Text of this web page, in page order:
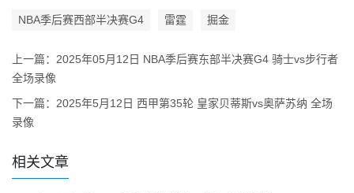
NBA季后赛西部半决赛G4 雷霆 掘金
上一篇： 2025年05月12日 NBA季后赛东部半决赛G4 骑士vs步行者
全场录像
下一篇： 2025年5月12日 西甲第35轮 皇家贝蒂斯vs奥萨苏纳 全场
录像
相关文章